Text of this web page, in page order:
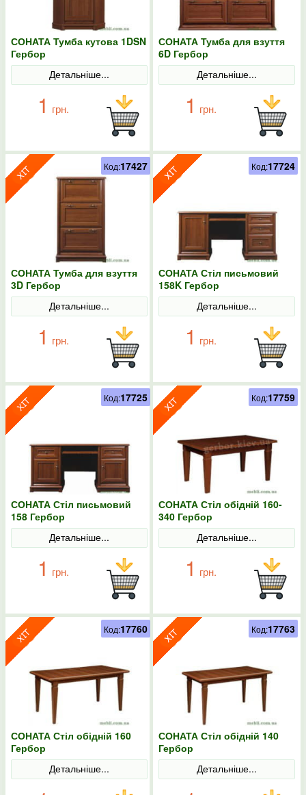
СОНАТА Тумба кутова 1DSN
Гербор
Детальніше...
1 грн.
СОНАТА Тумба для взуття
6D Гербор
Детальніше...
1 грн.
СОНАТА Тумба для взуття
3D Гербор
Детальніше...
1 грн.
Код:17427
СОНАТА Стіл письмовий
158K Гербор
Детальніше...
1 грн.
Код:17724
СОНАТА Стіл письмовий
158 Гербор
Детальніше...
1 грн.
Код:17725
СОНАТА Стіл обідній 160-
340 Гербор
Детальніше...
1 грн.
Код:17759
СОНАТА Стіл обідній 160
Гербор
Детальніше...
Код:17760
СОНАТА Стіл обідній 140
Гербор
Детальніше...
Код:17763